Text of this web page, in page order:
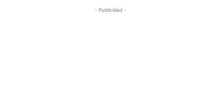
- Publicidad -